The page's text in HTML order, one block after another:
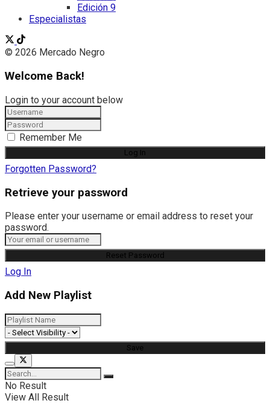
Edición 9
Especialistas
© 2026 Mercado Negro
Welcome Back!
Login to your account below
Remember Me
Forgotten Password?
Retrieve your password
Please enter your username or email address to reset your
password.
Log In
Add New Playlist
No Result
View All Result